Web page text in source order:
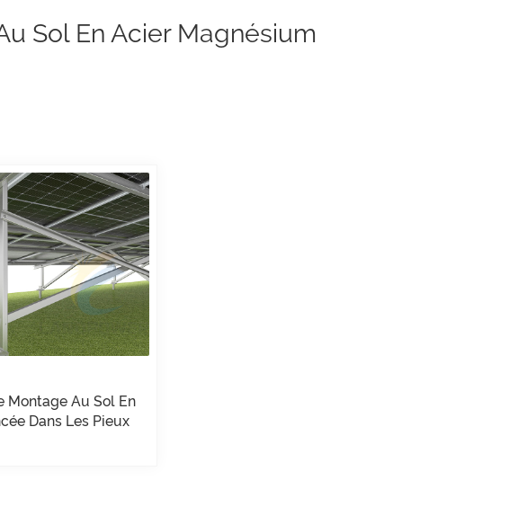
Sol En Acier Magnésium
Montage Au Sol En
Dans Les Pieux